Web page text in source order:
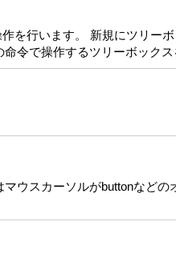
を行います。 新規にツリー
令で操作するツリーボックス
ウスカーソルがbuttonなど